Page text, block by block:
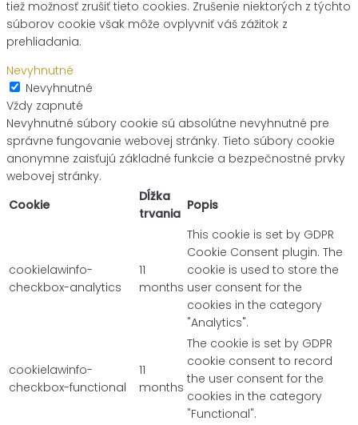
tiež možnosť zrušiť tieto cookies. Zrušenie niektorých z týchto
súborov cookie však môže ovplyvniť váš zážitok z
prehliadania.
Nevyhnutné
Nevyhnutné
Vždy zapnuté
Nevyhnutné súbory cookie sú absolútne nevyhnutné pre
správne fungovanie webovej stránky. Tieto súbory cookie
anonymne zaisťujú základné funkcie a bezpečnostné prvky
webovej stránky.
Cookie
Dĺžka
trvania
Popis
cookielawinfo-
checkbox-analytics
11
months
This cookie is set by GDPR
Cookie Consent plugin. The
cookie is used to store the
user consent for the
cookies in the category
"Analytics".
cookielawinfo-
checkbox-functional
11
months
The cookie is set by GDPR
cookie consent to record
the user consent for the
cookies in the category
"Functional".